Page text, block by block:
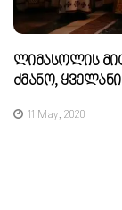
Ლიმასოლის
Ძმანო,
11 May, 2020